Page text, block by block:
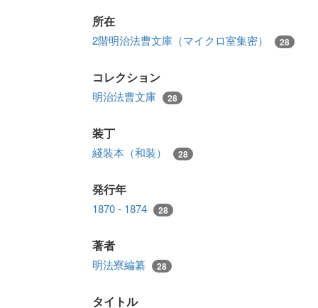
所在
2階明治法曹文庫（マイクロ室集密） 28
コレクション
明治法曹文庫 28
装丁
綫装本（和装） 28
発行年
1870 - 1874 28
著者
明法寮編纂 28
タイトル